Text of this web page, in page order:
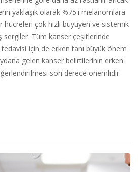
yaklaşık olarak %75'i melanomlara
hücreleri çok hızlı büyüyen ve sistemik
sergiler. Tüm kanser çeşitlerinde
için de erken tanı büyük önem
gelen kanser belirtilerinin erken
son derece önemlidir.